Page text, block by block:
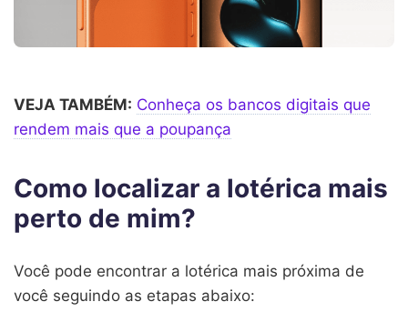
VEJA TAMBÉM: Conheça os bancos digitais que
rendem mais que a poupança
Como localizar a lotérica mais
perto de mim?
Você pode encontrar a lotérica mais próxima de
você seguindo as etapas abaixo: